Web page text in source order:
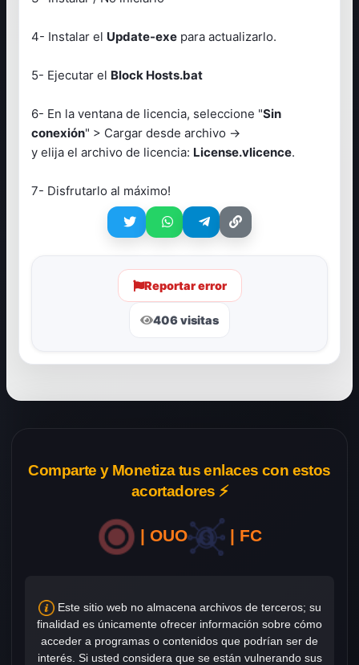
4- Instalar el Update-exe para actualizarlo.
5- Ejecutar el Block Hosts.bat
6- En la ventana de licencia, seleccione "Sin
conexión" > Cargar desde archivo ->
y elija el archivo de licencia: License.vlicence.
7- Disfrutarlo al máximo!
Reportar error
406 visitas
Comparte y Monetiza tus enlaces con estos
acortadores ⚡
| OUO | FC
Este sitio web no almacena archivos de terceros; su
finalidad es únicamente ofrecer información sobre cómo
acceder a programas o contenidos que podrían ser de
interés. Si usted considera que se están vulnerando sus